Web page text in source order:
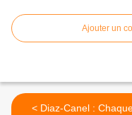
Ajouter un
< Diaz-Canel : Chaque